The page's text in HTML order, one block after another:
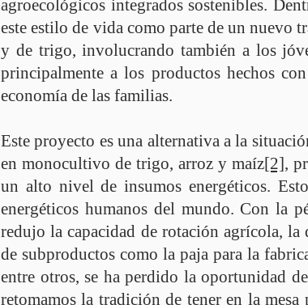
agroecológicos integrados sostenibles.
este estilo de vida como parte de un nuevo
y de trigo, involucrando también a los
principalmente a los productos hechos
economía de las familias.
Este proyecto es una alternativa a la
en monocultivo de trigo, arroz y maíz[2],
un alto nivel de insumos energéticos.
energéticos humanos del mundo. Con la
redujo la capacidad de rotación agrícola,
de subproductos como la paja para la
entre otros, se ha perdido la oportunidad
retomamos la tradición de tener en la